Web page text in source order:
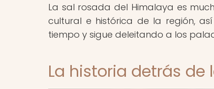
La sal rosada del Himalaya es
cultural e histórica de la región,
tiempo y sigue deleitando a los
La historia detrás